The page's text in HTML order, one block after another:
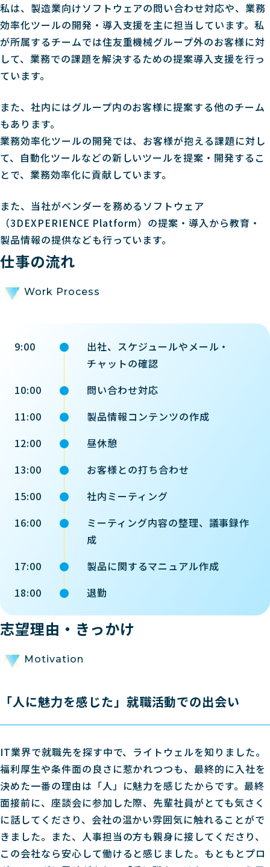
私は、製造業向けソフトウェアの問い合わせ対応や、業務
効率化ツールの開発・導入支援を主に担当しています。私
が所属するチームでは住友重機械グループ外のお客様に対
して、業務での課題を解決するための提案導入支援を行っ
ています。
また、社内にはグループ内のお客様に提案する他のチーム
もあります。
業務効率化ツールの開発では、お客様が抱える課題に対し
て、自動化ツールなどの新しいツールを提案・開発するこ
とで、業務効率化に貢献しています。
また、当社がベンダーを務めるソフトウェア
（3DEXPERIENCE Platform）の提案・導入から教育・
製品情報の提供なども行っています。
仕事の流れ
Work Process
9:00
出社、スケジュールやメール・
チャットの確認
10:00
問い合わせ対応
11:00
製品情報コンテンツの作成
12:00
昼休憩
13:00
お客様との打ち合わせ
15:00
社内ミーティング
16:00
ミーティング内容の整理、議事録作
成
17:00
製品に関するマニュアル作成
18:00
退勤
志望理由・きっかけ
Motivation
「人に魅力を感じた」就職活動での出会い
IT業界で就職先を探す中で、ライトウェルを知りました。
福利厚生や条件面の良さに惹かれつつも、最終的に入社を
決めた一番の理由は「人」に魅力を感じたからです。最終
面接前に、座談会に参加した際、先輩社員がとても気さく
に話してくださり、会社の温かい雰囲気に触れることがで
きました。また、人事担当の方も親身に接してくださり、
この会社なら安心して働けると感じました。もともとプロ